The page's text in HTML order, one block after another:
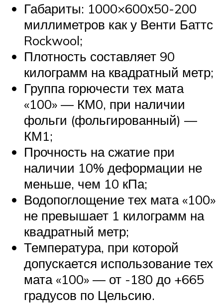
Габариты: 1000×600х50-200
миллиметров как у Венти Баттс
Rockwool;
Плотность составляет 90
килограмм на квадратный метр;
Группа горючести тех мата
«100» — КМ0, при наличии
фольги (фольгированный) —
КМ1;
Прочность на сжатие при
наличии 10% деформации не
меньше, чем 10 кПа;
Водопоглощение тех мата «100»
не превышает 1 килограмм на
квадратный метр;
Температура, при которой
допускается использование тех
мата «100» — от -180 до +665
градусов по Цельсию.